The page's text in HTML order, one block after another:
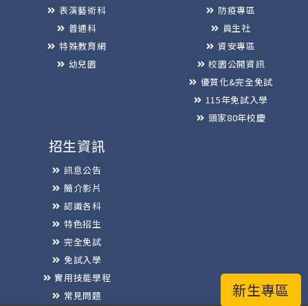
新生專區
表演藝術科
普通科
特殊教育網
幼兒園
防疫專區
員生社
資安專區
校園公開資訊
優質化&完全免試
115年免試入學
頭家80年校慶
招生資訊
訊息公告
簡介影片
認識各科
特色招生
完全免試
免試入學
實用技能學程
常見問題